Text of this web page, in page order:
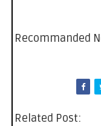
Recommanded
Related Post: